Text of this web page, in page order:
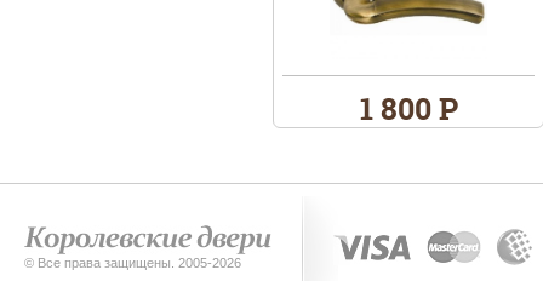
1 800 Р
© Все права защищены. 2005-2026